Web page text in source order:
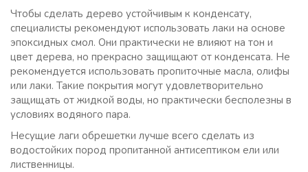
Чтобы сделать дерево устойчивым к конденсату,
специалисты рекомендуют использовать лаки на основе
эпоксидных смол. Они практически не влияют на тон и
цвет дерева, но прекрасно защищают от конденсата. Не
рекомендуется использовать пропиточные масла, олифы
или лаки. Такие покрытия могут удовлетворительно
защищать от жидкой воды, но практически бесполезны в
условиях водяного пара.
Несущие лаги обрешетки лучше всего сделать из
водостойких пород пропитанной антисептиком ели или
лиственницы.